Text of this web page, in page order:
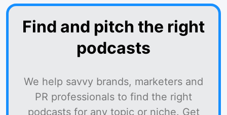
Find and pitch the right
podcasts
We help savvy brands, marketers and
PR professionals to find the right
podcasts for any topic or niche. Get